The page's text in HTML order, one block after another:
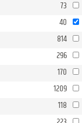
73
40
814
296
170
1209
118